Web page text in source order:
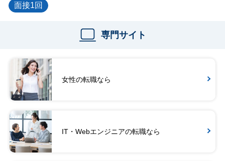
面接1回
専門サイト
女性の転職なら
IT・Webエンジニアの転職なら